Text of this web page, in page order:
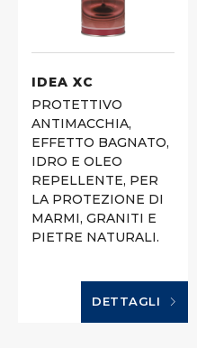
IDEA XC
PROTETTIVO
ANTIMACCHIA,
EFFETTO BAGNATO,
IDRO E OLEO
REPELLENTE, PER
LA PROTEZIONE DI
MARMI, GRANITI E
PIETRE NATURALI.
DETTAGLI